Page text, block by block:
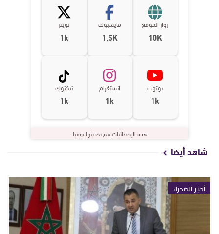
زوار الموقع
10K
فايسبوك
1,5K
تويتر
1k
يوتوب
1k
انستغرام
1k
تيكتوك
1k
هذه الإحصائيات يتم تحديثها يوميا
شاهد أيضا
أخبار الصحراء